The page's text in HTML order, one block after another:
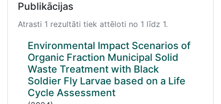
Publikācijas
Atrasti 1 rezultāti tiek attēloti no 1 līdz 1.
Environmental Impact Scenarios of
Organic Fraction Municipal Solid
Waste Treatment with Black
Soldier Fly Larvae based on a Life
Cycle Assessment